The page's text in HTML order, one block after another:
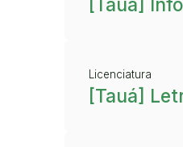
Licenciatura
[Tauá]